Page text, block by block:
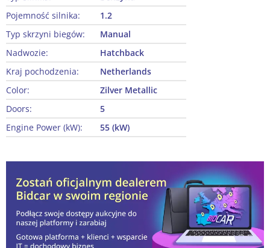
Pojemność silnika:
1.2
Typ skrzyni biegów:
Manual
Nadwozie:
Hatchback
Kraj pochodzenia:
Netherlands
Color:
Zilver Metallic
Doors:
5
Engine Power (kW):
55 (kW)